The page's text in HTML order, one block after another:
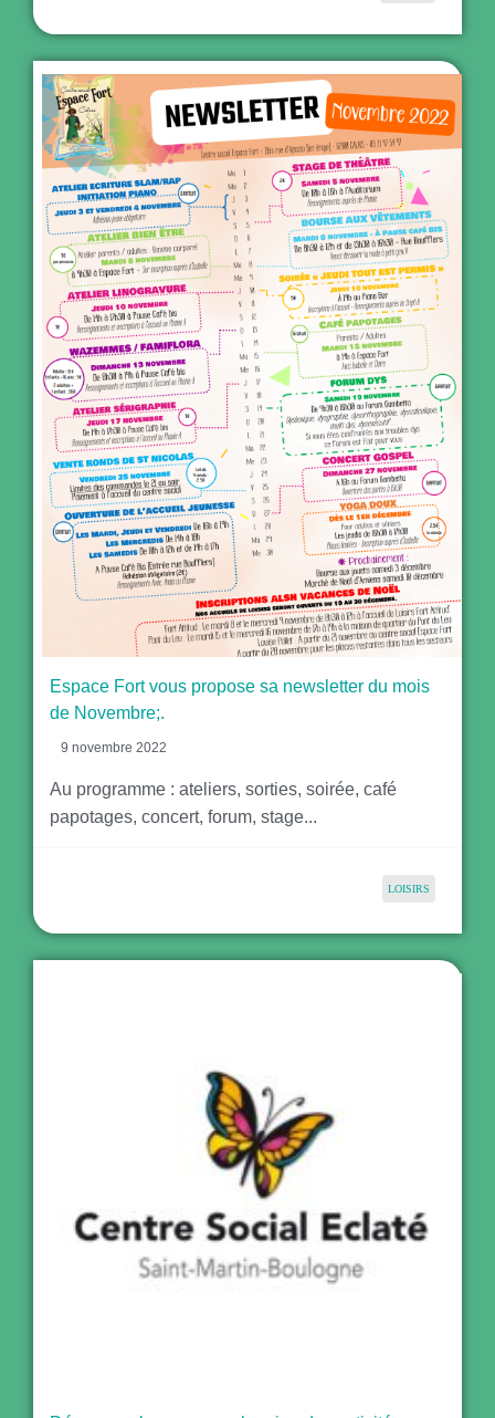
Espace Fort vous propose sa newsletter du mois
de Novembre;.
9 novembre 2022
Au programme : ateliers, sorties, soirée, café
papotages, concert, forum, stage...
LOISIRS